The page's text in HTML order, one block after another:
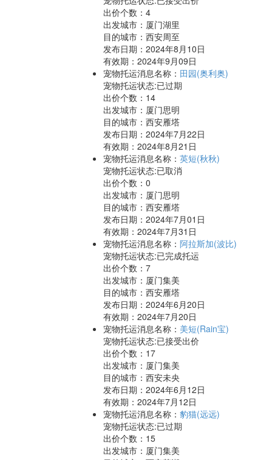
出价个数： 4
出发城市：厦门湖里
目的城市：西安周至
发布日期：2024年8月10日
有效期：2024年9月09日
宠物托运消息名称： 田园(奥利奥)
宠物托运状态:已过期
出价个数： 14
出发城市：厦门思明
目的城市：西安雁塔
发布日期：2024年7月22日
有效期：2024年8月21日
宠物托运消息名称： 英短(秋秋)
宠物托运状态:已取消
出价个数： 0
出发城市：厦门思明
目的城市：西安雁塔
发布日期：2024年7月01日
有效期：2024年7月31日
宠物托运消息名称： 阿拉斯加(波比)
宠物托运状态:已完成托运
出价个数： 7
出发城市：厦门集美
目的城市：西安雁塔
发布日期：2024年6月20日
有效期：2024年7月20日
宠物托运消息名称： 美短(Rain宝)
宠物托运状态:已接受出价
出价个数： 17
出发城市：厦门集美
目的城市：西安未央
发布日期：2024年6月12日
有效期：2024年7月12日
宠物托运消息名称： 豹猫(远远)
宠物托运状态:已过期
出价个数： 15
出发城市：厦门集美